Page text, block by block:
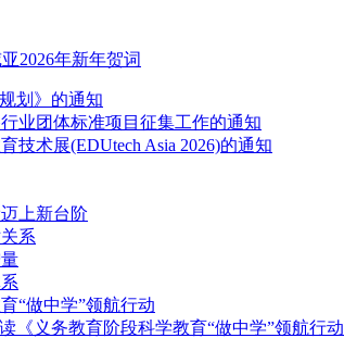
2026年新年贺词
划》的通知
业团体标准项目征集工作的通知
技术展(EDUtech Asia 2026)的通知
上新台阶
系
“做中学”领航行动
义务教育阶段科学教育“做中学”领航行动